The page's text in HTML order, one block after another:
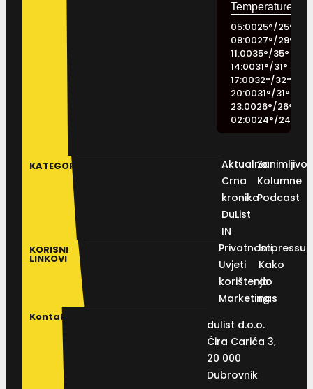
05:0025°/25°
08:0027°/29°
11:0035°/35°
14:0031°/31°
17:0032°/32°
20:0031°/31°
23:0026°/26°
02:0024°/24
KATEGORIJE
Aktualno
Crna
kronika
DuList
IN
Kolumne
Podcast
KORISNI
LINKOVI
Privatnosti
Uvjeti
korištenja
Marketing
Kako
do
nas
Kontakt
dulist d.o.o.
Ćira Carića 3,
20 000
Dubrovnik